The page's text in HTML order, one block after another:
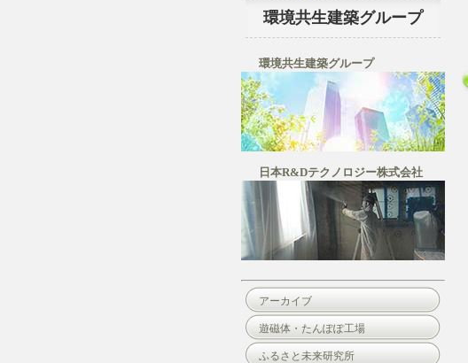
環境共生建築グループ
環境共生建築グループ
日本R&Dテクノロジー株式会社
アーカイブ
遊磁体・たんぽぽ工場
ふるさと未来研究所